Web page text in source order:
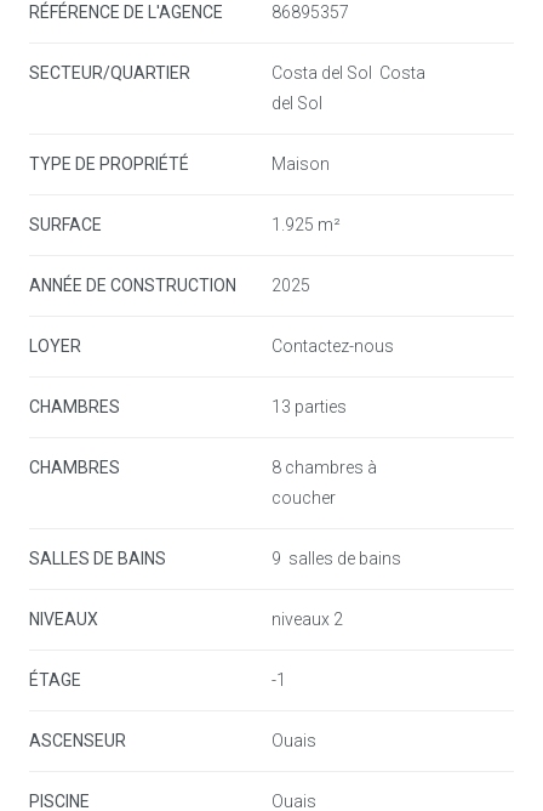
une salle de sport Technogym.
Pensée pour la détente et le divertissement. la propriété
avec cuisine d’été entièrement équipée et barbecue.
panoramique.
Dotée d’un système domotique Lutron et d’un système
avec un accès rapide à l’aéroport de Gibraltar. cette villa
combine parfaitement intimité. exclusivité et confort.
RÉFÉRENCE DE L'AGENCE 86895357
SECTEUR/QUARTIER
Costa del Sol Costa
del Sol
TYPE DE PROPRIÉTÉ Maison
SURFACE 1.925 m²
ANNÉE DE CONSTRUCTION 2025
LOYER Contactez-nous
CHAMBRES 13 parties
CHAMBRES
8 chambres à
coucher
SALLES DE BAINS 9 salles de bains
NIVEAUX niveaux 2
ÉTAGE -1
ASCENSEUR Ouais
PISCINE Ouais